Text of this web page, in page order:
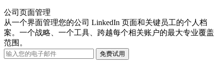
公司页面管理
从一个界面管理您的公司 LinkedIn 页面和关键员工的个人档
案。一个战略、一个工具、跨越每个相关账户的最大专业覆盖
范围。
免费试用